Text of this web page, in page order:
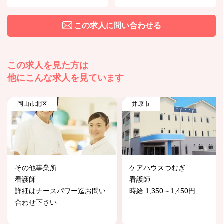
この求人に問い合わせる
この求人を見た方は
他にこんな求人を見ています
岡山市北区
その他事業所
看護師
詳細はナースパワー迄お問い
合わせ下さい
井原市
ケアハウスつむぎ
看護師
時給 1,350～1,450円